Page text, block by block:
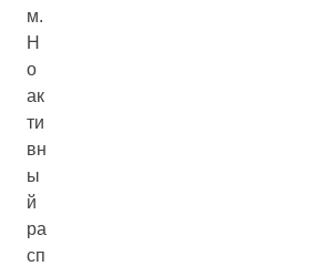
м.
Н
о
ак
ти
вн
ы
й
ра
сп